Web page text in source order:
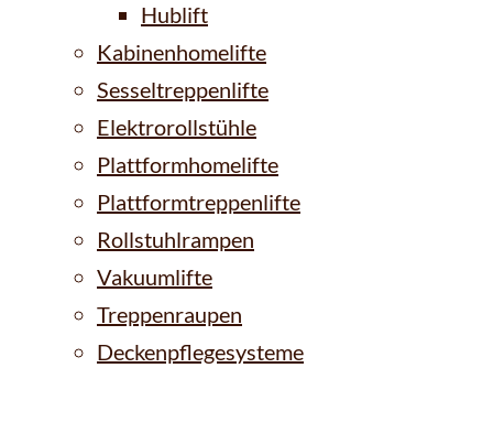
Hublift
Kabinenhomelifte
Sesseltreppenlifte
Elektrorollstühle
Plattformhomelifte
Plattformtreppenlifte
Rollstuhlrampen
Vakuumlifte
Treppenraupen
Deckenpflegesysteme